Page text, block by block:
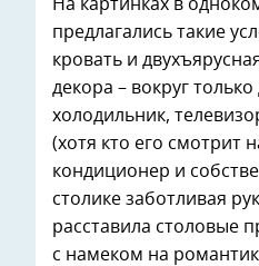
На картинках в
предлагались такие
кровать и
декора – вокруг
холодильник,
(хотя кто его смотрит
кондиционер и
столике заботливая
расставила столовые
с намеком на